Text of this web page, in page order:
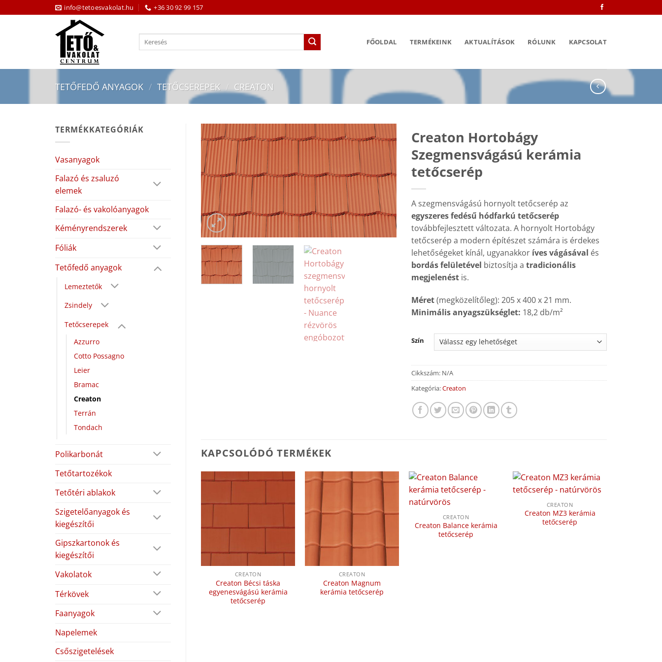
to
info@tetoesvakolat.hu +36 30 92 99 157
Keresés
FŐOLDAL TERMÉKEINK AKTUALÍTÁSOK RÓLUNK KAPCSOLAT
TETŐFEDŐ ANYAGOK / TETŐCSEREPEK / CREATON
TERMÉKKATEGÓRIÁK
Vasanyagok
Falazó és zsaluzó
elemek
Falazó- és vakolóanyagok
Kéményrendszerek
Fóliák
Tetőfedő anyagok
Lemeztetők
Zsindely
Tetőcserepek
Azzurro
Cotto Possagno
Leier
Bramac
Creaton
Terrán
Tondach
Polikarbonát
Tetőtartozékok
Tetőtéri ablakok
Szigetelőanyagok és
kiegészítői
Gipszkartonok és
kiegészítői
Vakolatok
Térkövek
Faanyagok
Napelemek
Csőszigetelések
Creaton Hortobágy
Szegmensvágású kerámia
tetőcserép
A szegmensvágású hornyolt tetőcserép az
egyszeres fedésű hódfarkú tetőcserép
továbbfejlesztett változata. A hornyolt Hortobágy
tetőcserép a modern építészet számára is érdekes
lehetőségeket kínál, ugyanakkor íves vágásával és
bordás felületével biztosítja a tradicionális
megjelenést is.
Méret(megközelítőleg): 205 x 400 x 21 mm.
Minimális anyagszükséglet: 18,2 db/m²
Szín
Cikkszám: N/A
Kategória:Creaton
KAPCSOLÓDÓ TERMÉKEK
CREATON
Creaton Bécsi táska
egyenesvágású kerámia
tetőcserép
CREATON
Creaton Magnum
kerámia tetőcserép
CREATON
Creaton Balance kerámia
tetőcserép
CREATON
Creaton MZ3 kerámia
tetőcserép